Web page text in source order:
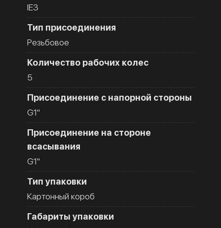
IE3
Тип присоединения
Резьбовое
Количество рабочих колес
5
Присоединение с напорной стороны
G1''
Присоединение на стороне
всасывания
G1''
Тип упаковки
Картонный короб
Габариты упаковки